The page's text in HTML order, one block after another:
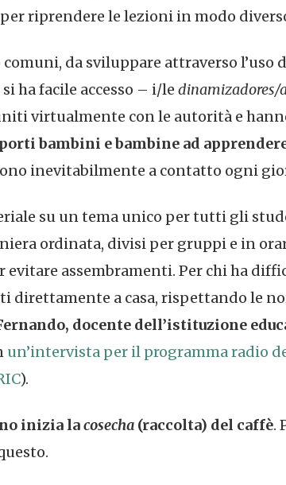
riprendere le lezioni in modo
da sviluppare attraverso l’uso
ha facile accesso – i/le dinamizadores/
virtualmente con le autorità e
bambini e bambine ad
inevitabilmente a contatto ogni
su un tema unico per tutti gli
ordinata, divisi per gruppi e in
evitare assembramenti. Per chi ha
direttamente a casa, rispettando le
docente dell’istituzione
un’intervista per il programma radio
).
inizia lacosecha (raccolta) del caffè.